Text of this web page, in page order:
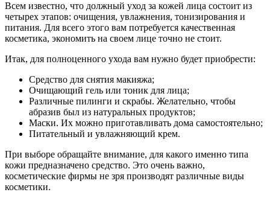
Всем известно, что должный уход за кожей лица состоит из
четырех этапов: очищения, увлажнения, тонизирования и
питания. Для всего этого вам потребуется качественная
косметика, экономить на своем лице точно не стоит.
Итак, для полноценного ухода вам нужно будет приобрести:
Средство для снятия макияжа;
Очищающий гель или тоник для лица;
Различные пилинги и скрабы. Желательно, чтобы
абразив был из натуральных продуктов;
Маски. Их можно приготавливать дома самостоятельно;
Питательный и увлажняющий крем.
При выборе обращайте внимание, для какого именно типа
кожи предназначено средство. Это очень важно,
косметические фирмы не зря производят различные виды
косметики.